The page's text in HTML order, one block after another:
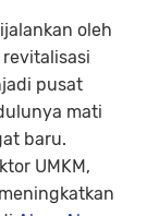
oleh
pusat
mati
baru.
UMKM,